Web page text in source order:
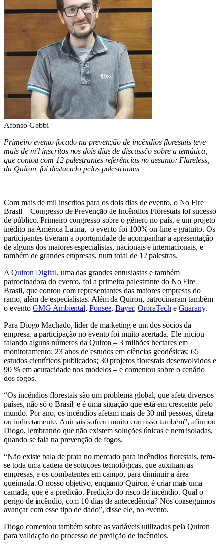
Afonso Gobbi
Primeiro evento focado na prevenção de incêndios florestais teve
mais de mil inscritos nos dois dias de discussão sobre a temática,
que contou com 12 palestrantes referências no assunto; Flareless,
da Quiron, foi destacado pelos palestrantes
Com mais de mil inscritos para os dois dias de evento, o No Fire
Brasil – Congresso de Prevenção de Incêndios Florestais foi sucesso
de público. Primeiro congresso sobre o gênero no país, e um projeto
inédito na América Latina, o evento foi 100% on-line e gratuito. Os
participantes tiveram a oportunidade de acompanhar a apresentação
de alguns dos maiores especialistas, nacionais e internacionais, e
também de grandes empresas, num total de 12 palestras.
A Quiron Digital, uma das grandes entusiastas e também
patrocinadora do evento, foi a primeira palestrante do No Fire
Brasil, que contou com representantes das maiores empresas do
ramo, além de especialistas. Além da Quiron, patrocinaram também
o evento GMG Ambiental, Ponsee, Bayer, OroraTech e Guarany.
Para Diogo Machado, líder de marketing e um dos sócios da
empresa, a participação no evento foi muito acertada. Ele iniciou
falando alguns números da Quiron – 3 milhões hectares em
monitoramento; 23 anos de estudos em ciências geodésicas; 65
estudos científicos publicados; 30 projetos florestais desenvolvidos e
90 % em acuracidade nos modelos – e comentou sobre o cenário
dos fogos.
“Os incêndios florestais são um problema global, que afeta diversos
países, não só o Brasil, e é uma situação que está em crescente pelo
mundo. Por ano, os incêndios afetam mais de 30 mil pessoas, direta
ou indiretamente. Animais sofrem muito com isso também”, afirmou
Diogo, lembrando que não existem soluções únicas e nem isoladas,
quando se fala na prevenção de fogos.
“Não existe bala de prata no mercado para incêndios florestais, tem-
se toda uma cadeia de soluções tecnológicas, que auxiliam as
empresas, e os combatentes em campo, para diminuir a área
queimada. O nosso objetivo, enquanto Quiron, é criar mais uma
camada, que é a predição. Predição do risco de incêndio. Qual o
perigo de incêndio, com 10 dias de antecedência? Nós conseguimos
avançar com esse tipo de dado”, disse ele, no evento.
Diogo comentou também sobre as variáveis utilizadas pela Quiron
para validação do processo de predição de incêndios.